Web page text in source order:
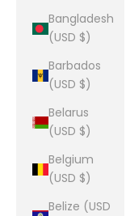
Bangladesh
(USD $)
Barbados
(USD $)
Belarus
(USD $)
Belgium
(USD $)
Belize (USD